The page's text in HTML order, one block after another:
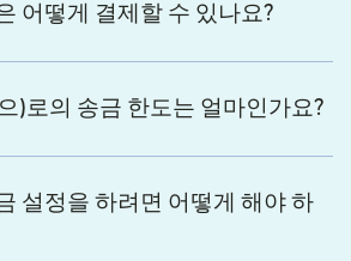
어떻게 결제할 수 있나요?
)로의 송금 한도는 얼마인가요?
설정을 하려면 어떻게 해야 하